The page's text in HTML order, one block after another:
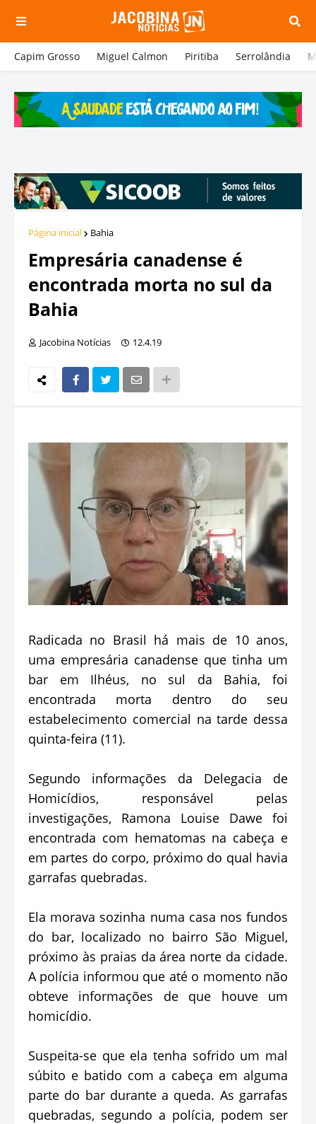
Capim Grosso Miguel Calmon Piritiba Serrolândia
Página inicial Bahia
Empresária canadense é
encontrada morta no sul da
Bahia
Jacobina Notícias 12.4.19
Radicada no Brasil há mais de 10 anos,
uma empresária canadense que tinha um
bar em Ilhéus, no sul da Bahia, foi
encontrada morta dentro do seu
estabelecimento comercial na tarde dessa
quinta-feira (11).
Segundo informações da Delegacia de
Homicídios, responsável pelas
investigações, Ramona Louise Dawe foi
encontrada com hematomas na cabeça e
em partes do corpo, próximo do qual havia
garrafas quebradas.
Ela morava sozinha numa casa nos fundos
do bar, localizado no bairro São Miguel,
próximo às praias da área norte da cidade.
A polícia informou que até o momento não
obteve informações de que houve um
homicídio.
Suspeita-se que ela tenha sofrido um mal
súbito e batido com a cabeça em alguma
parte do bar durante a queda. As garrafas
quebradas, segundo a polícia, podem ser